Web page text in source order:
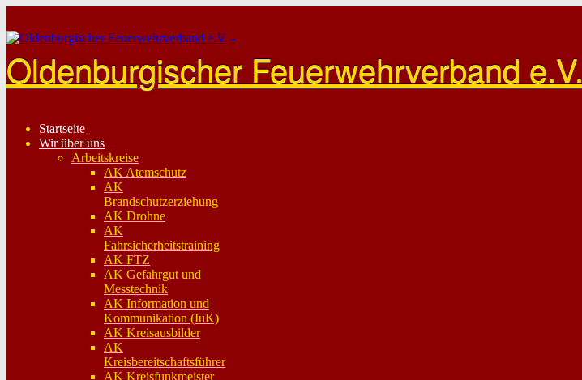
content
Oldenburgischer Feuerwehrverband e.V.
Startseite
Wir über uns
Arbeitskreise
AK Atemschutz
AK
Brandschutzerziehung
AK Drohne
AK
Fahrsicherheitstraining
AK FTZ
AK Gefahrgut und
Messtechnik
AK Information und
Kommunikation (IuK)
AK Kreisausbilder
AK
Kreisbereitschaftsführer
AK Kreisfunkmeister